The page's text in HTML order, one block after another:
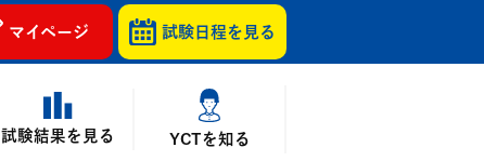
マイページ 試験日程を 見る
試験結果を見る YCTを知る